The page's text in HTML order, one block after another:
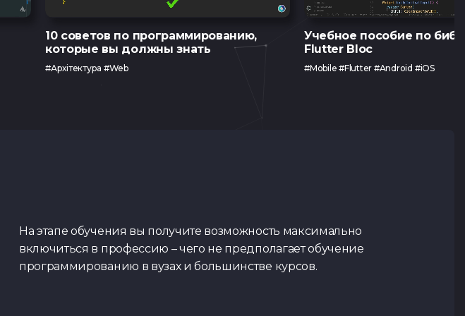
10 советов по программированию,
которые вы должны знать
#Архітектура #Web
Учебное пособие по
Flutter Bloc
#Mobile #Flutter #Android #iOS
На этапе обучения вы получите возможность максимально
включиться в профессию – чего не предполагает обучение
программированию в вузах и большинстве курсов.